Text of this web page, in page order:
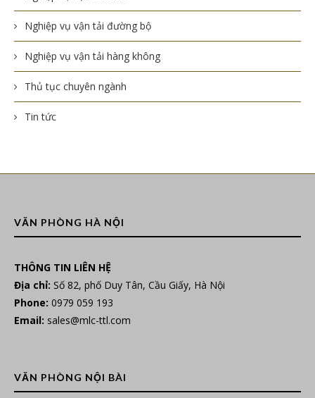
Nghiệp vụ vận tải đường bộ
Nghiệp vụ vận tải hàng không
Thủ tục chuyên ngành
Tin tức
VĂN PHÒNG HÀ NỘI
THÔNG TIN LIÊN HỆ
Địa chỉ: Số 82, phố Duy Tân, Cầu Giấy, Hà Nội
Phone: 0979 059 193
Email: sales@mlc-ttl.com
VĂN PHÒNG NỘI BÀI